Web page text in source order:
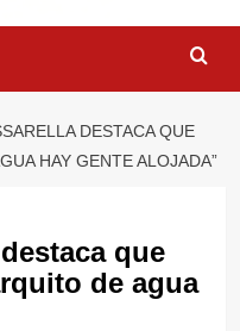
DESTACA QUE
HAY GENTE ALOJADA”
que
de agua